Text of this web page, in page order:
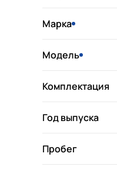
Марка
Модель
Комплектация
Год выпуска
Пробег